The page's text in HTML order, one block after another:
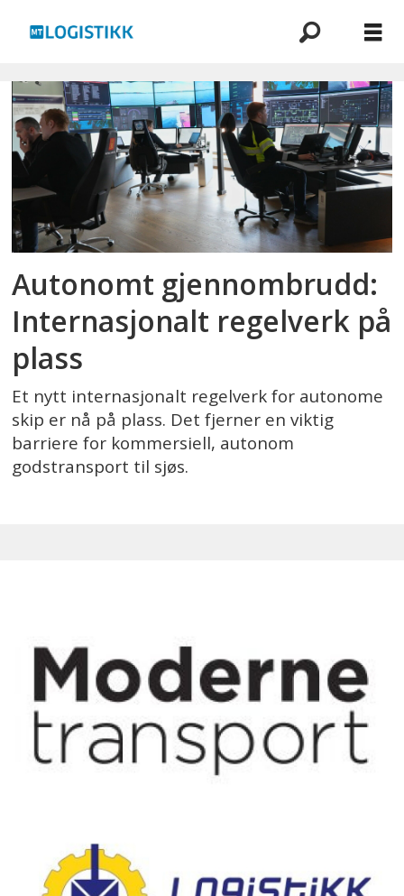
Emne:
maritim
logistikk
Autonomt gjennombrudd:
Internasjonalt regelverk på
plass
Et nytt internasjonalt regelverk for autonome
skip er nå på plass. Det fjerner en viktig
barriere for kommersiell, autonom
godstransport til sjøs.